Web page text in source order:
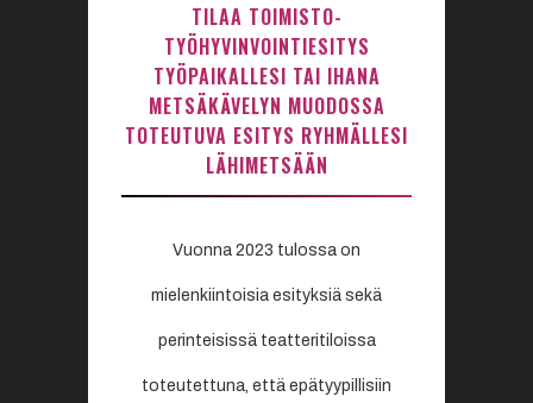
TILAA TOIMISTO-
TYÖHYVINVOINTIESITYS
TYÖPAIKALLESI TAI IHANA
METSÄKÄVELYN MUODOSSA
TOTEUTUVA ESITYS RYHMÄLLESI
LÄHIMETSÄÄN
Vuonna 2023 tulossa on
mielenkiintoisia esityksiä sekä
perinteisissä teatteritiloissa
toteutettuna, että epätyypillisiin